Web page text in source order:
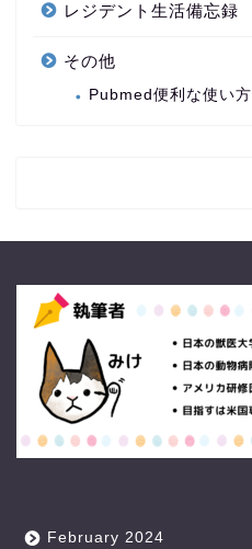
レジデント生活備忘録
その他
Pubmed便利な使い方
February 2024